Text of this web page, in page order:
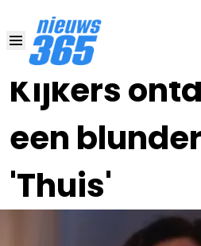
Kijkers
een
'Thuis'
26 JAN 2024, 20:00